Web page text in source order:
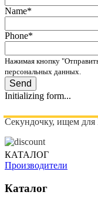
Name*
Phone*
Нажимая кнопку
персональных данных.
Send
Initializing form...
Секундочку, ищем для
КАТАЛОГ
Производители
Каталог